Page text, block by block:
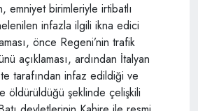
emniyet birimleriyle irtibatlı
infazla ilgili ikna edici
önce Regeni’nin trafik
açıklaması, ardından İtalyan
tarafından infaz edildiği ve
öldürüldüğü şeklinde çelişkili